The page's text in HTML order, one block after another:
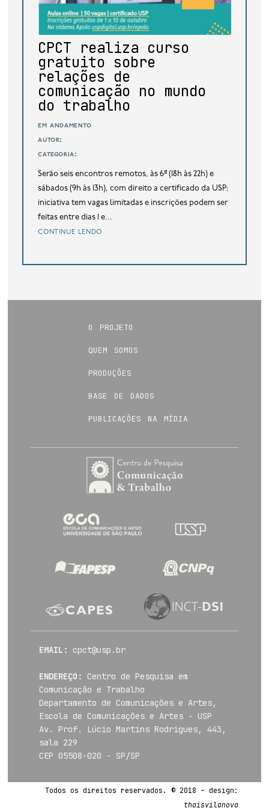
base de dados
publicações na mídia
CPCT realiza curso
gratuito sobre
relações de
comunicação no mundo
do trabalho
em andamento
autor:
categoria:
Serão seis encontros remotos, às 6ª (18h às 22h) e
sábados (9h às 13h), com direito a certificado da USP;
iniciativa tem vagas limitadas e inscrições podem ser
feitas entre dias 1 e...
continue lendo
o projeto
quem somos
produções
base de dados
publicações na mídia
EMAIL: cpct@usp.br
ENDEREÇO:
Centro de Pesquisa em
Comunicação e Trabalho
Departamento de Comunicações e Artes,
Escola de Comunicações e Artes - USP
Av. Prof. Lúcio Martins Rodrigues, 443,
sala 229
CEP 05508-020 - SP/SP
Todos os direitos reservados. © 2018 – design:
thaisvilanova